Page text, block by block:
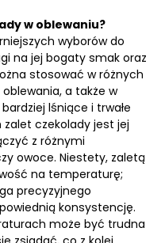
w oblewaniu?
wyborów do
na jej bogaty smak oraz
stosować w różnych
a także w
lśniące i trwałe
zalet czekolady jest jej
z różnymi
owoce. Niestety, zaletą
na temperaturę;
precyzyjnego
konsystencję.
może być trudna